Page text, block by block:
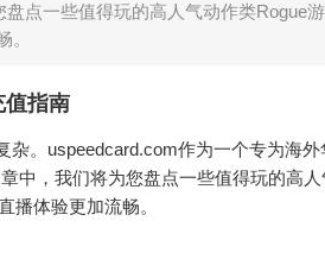
点一些值得玩的高人气动作类Rogue
指南
。uspeedcard.com作为一个专为海
中，我们将为您盘点一些值得玩的高
播体验更加流畅。